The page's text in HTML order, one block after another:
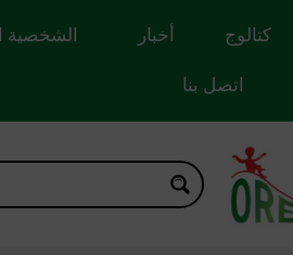
كتالوج أخبار الشخصية
اتصل بنا